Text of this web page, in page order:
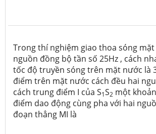
Trong thí nghiệm giao thoa sóng
nguồn đồng bộ tần số 25Hz , cách
tốc độ truyền sóng trên mặt nước là
điểm trên mặt nước cách đều hai
cách trung điểm I của S1S2 một
điểm dao động cùng pha với hai
đoạn thẳng MI là